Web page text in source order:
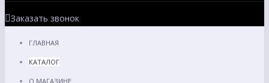
Заказать звонок
ГЛАВНАЯ
КАТАЛОГ
О МАГАЗИНЕ